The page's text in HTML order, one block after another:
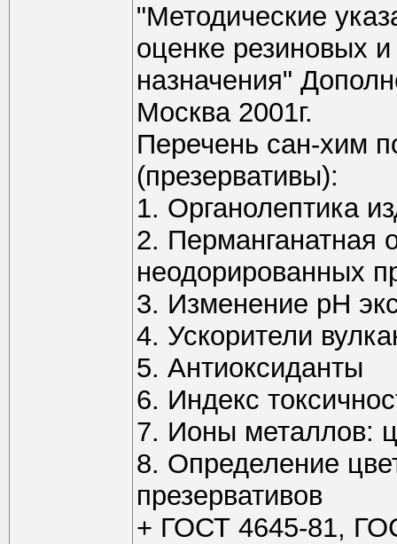
"Методические
оценке резиновых
назначения"
Москва 2001г.
Перечень сан-хим
(презервативы):
1. Органолептика
2. Перманганатная
неодорированных
3. Изменение рН
4. Ускорители
5. Антиоксиданты
6. Индекс
7. Ионы металлов:
8. Определение
презервативов
+ ГОСТ 4645-81,